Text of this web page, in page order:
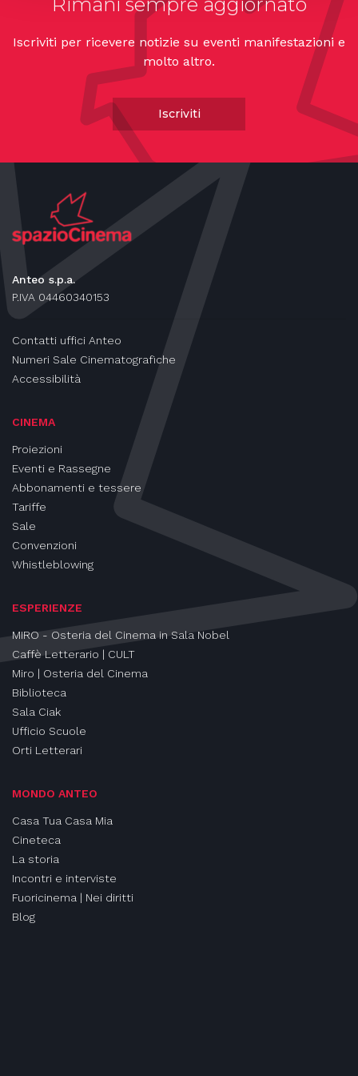
Iscriviti per ricevere notizie su eventi manifestazioni e
molto altro.
Iscriviti
Anteo s.p.a.
P.IVA 04460340153
Contatti uffici Anteo
Numeri Sale Cinematografiche
Accessibilità
CINEMA
Proiezioni
Eventi e Rassegne
Abbonamenti e tessere
Tariffe
Sale
Convenzioni
Whistleblowing
ESPERIENZE
MIRO - Osteria del Cinema in Sala Nobel
Caffè Letterario | CULT
Miro | Osteria del Cinema
Biblioteca
Sala Ciak
Ufficio Scuole
Orti Letterari
MONDO ANTEO
Casa Tua Casa Mia
Cineteca
La storia
Incontri e interviste
Fuoricinema | Nei diritti
Blog